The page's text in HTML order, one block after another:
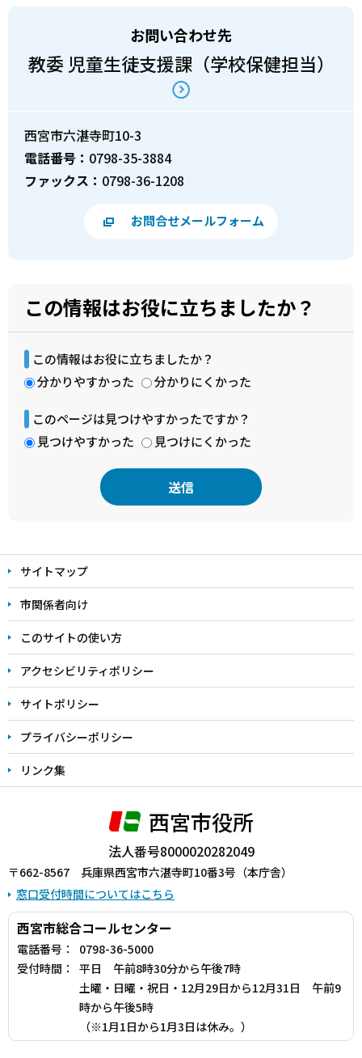
お問い合わせ先
教委 児童生徒支援課（学校保健担当）
西宮市六湛寺町10-3
電話番号： 0798-35-3884
ファックス： 0798-36-1208
お問合せメールフォーム
この情報はお役に立ちましたか？
この情報はお役に立ちましたか？
分かりやすかった
分かりにくかった
このページは見つけやすかったですか？
見つけやすかった
見つけにくかった
文
こ
こ
ま
で
サイトマップ
市関係者向け
このサイトの使い方
アクセシビリティポリシー
サイトポリシー
プライバシーポリシー
リンク集
西宮市役所
法人番号8000020282049
〒662-8567 兵庫県西宮市六湛寺町10番3号（本庁舎）
窓口受付時間についてはこちら
西宮市総合コールセンター
電話番号：
0798-36-5000
受付時間：
平日 午前8時30分から午後7時
土曜・日曜・祝日・12月29日から12月31日 午前9
時から午後5時
（※1月1日から1月3日は休み。）